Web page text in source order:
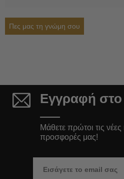
Πες μας τη γνώμη σου
Εγγραφή
Μάθετε πρώτοι τις νέες
προσφορές μας!